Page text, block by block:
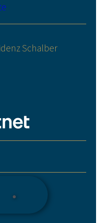
D'IMAGES
NEWSLETTER
Schalber